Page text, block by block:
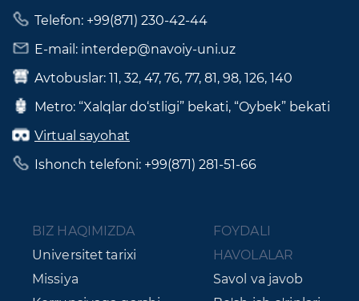
Telefon: +99(871) 230-42-44
E-mail: interdep@navoiy-uni.uz
Avtobuslar: 11, 32, 47, 76, 77, 81, 98, 126, 140
Metro: “Xalqlar do‘stligi” bekati, “Oybek” bekati
Virtual sayohat
Ishonch telefoni: +99(871) 281-51-66
BIZ HAQIMIZDA
Universitet tarixi
Missiya
FOYDALI
HAVOLALAR
Savol va javob